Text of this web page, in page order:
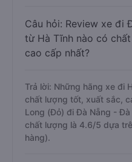
Câu hỏi: Review xe đi
từ Hà Tĩnh nào có
cao cấp nhất?
Trả lời: Những hãng xe đi
chất lượng tốt, xuất sắc,
Long (Đỏ) đi Đà Nẵng -
chất lượng là 4.6/5 dựa
hàng).